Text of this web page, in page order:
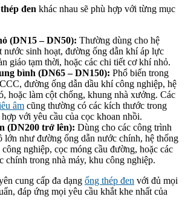
đen khác nhau sẽ phù hợp với từng mục
(DN15 – DN50): Thường dùng cho hệ
nước sinh hoạt, đường ống dẫn khí áp lực
giáo tạm thời, hoặc các chi tiết cơ khí nhỏ.
bình (DN65 – DN150): Phổ biến trong
đường ống dẫn dầu khí công nghiệp, hệ
hoặc làm cột chống, khung nhà xưởng. Các
âm cũng thường có các kích thước trong
với yêu cầu của cọc khoan nhồi.
(DN200 trở lên): Dùng cho các công trình
lớn như đường ống dẫn nước chính, hệ thống
nghiệp, cọc móng cầu đường, hoặc các
chính trong nhà máy, khu công nghiệp.
cung cấp đa dạng ống thép đen với đủ mọi
đáp ứng mọi yêu cầu khắt khe nhất của